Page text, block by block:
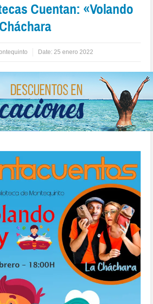
Cuentan: «Volando
Date:25 enero 2022